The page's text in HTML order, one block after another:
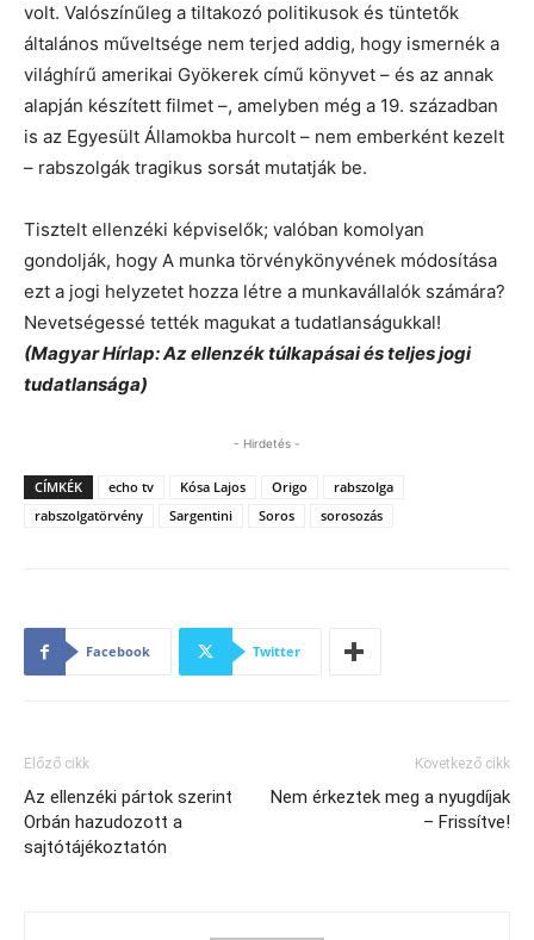
volt. Valószínűleg a tiltakozó politikusok és tüntetők
általános műveltsége nem terjed addig, hogy ismernék a
világhírű amerikai Gyökerek című könyvet – és az annak
alapján készített filmet –, amelyben még a 19. században
is az Egyesült Államokba hurcolt – nem emberként kezelt
– rabszolgák tragikus sorsát mutatják be.
Tisztelt ellenzéki képviselők; valóban komolyan
gondolják, hogy A munka törvénykönyvének módosítása
ezt a jogi helyzetet hozza létre a munkavállalók számára?
Nevetségessé tették magukat a tudatlanságukkal!
(Magyar Hírlap: Az ellenzék túlkapásai és teljes jogi
tudatlansága)
- Hirdetés -
CÍMKÉK echo tv Kósa Lajos Origo
rabszolga
rabszolgatörvény
Sargentini Soros sorosozás
Facebook Twitter
Előző cikk
Az ellenzéki pártok szerint
Orbán hazudozott a
sajtótájékoztatón
Következő cikk
Nem érkeztek meg a nyugdíjak
– Frissítve!